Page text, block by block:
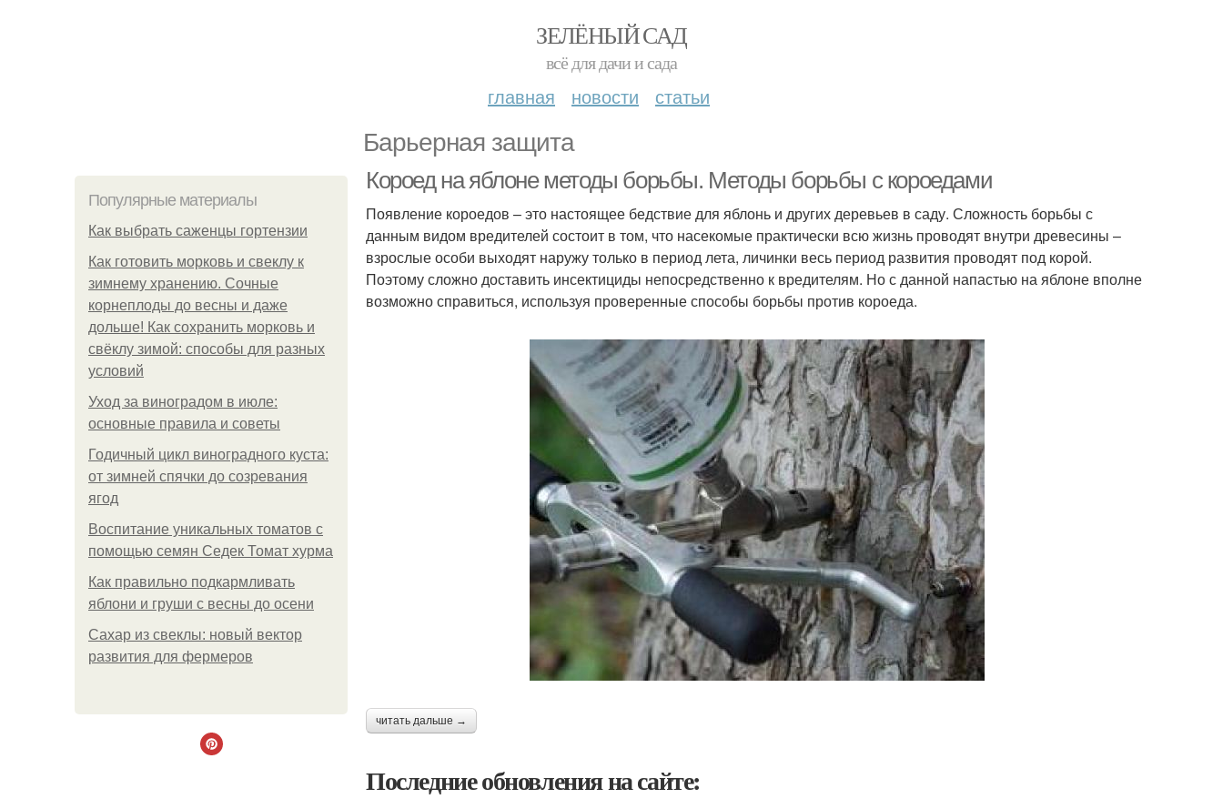
ЗЕЛЁНЫЙ САД
всё для дачи и сада
главная новости статьи
Барьерная защита
Популярные материалы
Как выбрать саженцы гортензии
Как готовить морковь и свеклу к
зимнему хранению. Сочные
корнеплоды до весны и даже
дольше! Как сохранить морковь и
свёклу зимой: способы для разных
условий
Уход за виноградом в июле:
основные правила и советы
Годичный цикл виноградного куста:
от зимней спячки до созревания
ягод
Воспитание уникальных томатов с
помощью семян Седек Томат хурма
Как правильно подкармливать
яблони и груши с весны до осени
Сахар из свеклы: новый вектор
развития для фермеров
Короед на яблоне методы борьбы. Методы борьбы с короедами
Появление короедов – это настоящее бедствие для яблонь и других деревьев в саду. Сложность борьбы с
данным видом вредителей состоит в том, что насекомые практически всю жизнь проводят внутри древесины –
взрослые особи выходят наружу только в период лета, личинки весь период развития проводят под корой.
Поэтому сложно доставить инсектициды непосредственно к вредителям. Но с данной напастью на яблоне вполне
возможно справиться, используя проверенные способы борьбы против короеда.
читать дальше →
Последние обновления на сайте: